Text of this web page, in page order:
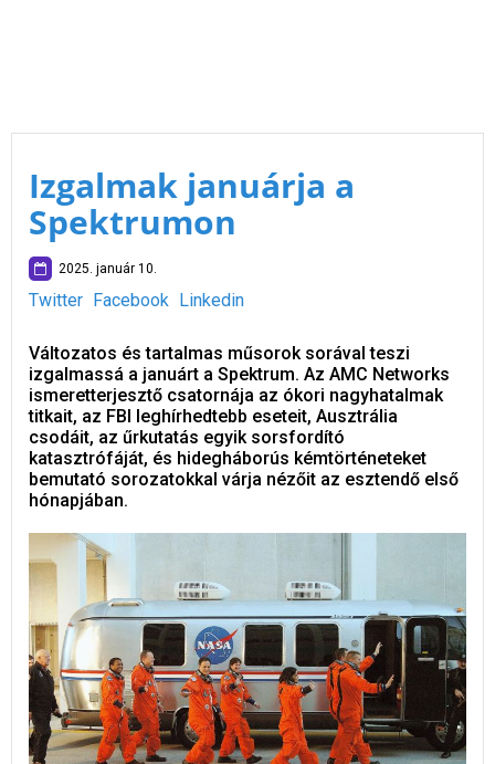
Izgalmak januárja a
Spektrumon
2025. január 10.
Twitter Facebook Linkedin
Változatos és tartalmas műsorok sorával teszi
izgalmassá a januárt a Spektrum. Az AMC Networks
ismeretterjesztő csatornája az ókori nagyhatalmak
titkait, az FBI leghírhedtebb eseteit, Ausztrália
csodáit, az űrkutatás egyik sorsfordító
katasztrófáját, és hidegháborús kémtörténeteket
bemutató sorozatokkal várja nézőit az esztendő első
hónapjában.